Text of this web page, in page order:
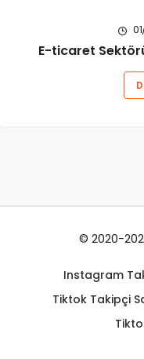
E-ticaret
© 2020-
Instagram
Tiktok Takipçi